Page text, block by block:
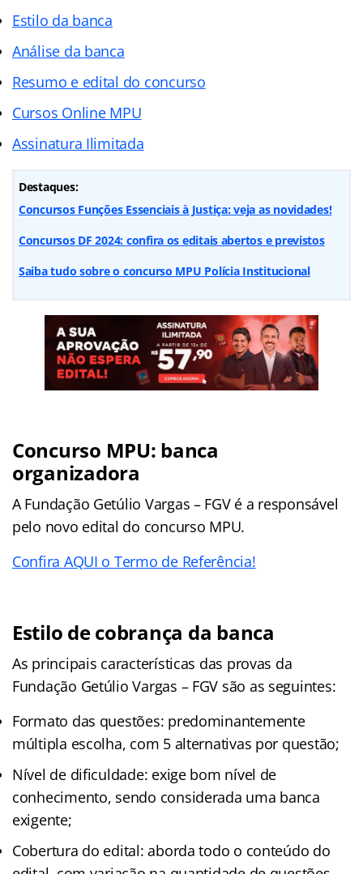
Estilo da banca
Análise da banca
Resumo e edital do concurso
Cursos Online MPU
Assinatura Ilimitada
Destaques:
Concursos Funções Essenciais à Justiça: veja as novidades!
Concursos DF 2024: confira os editais abertos e previstos
Saiba tudo sobre o concurso MPU Polícia Institucional
Concurso MPU: banca
organizadora
A Fundação Getúlio Vargas – FGV é a responsável
pelo novo edital do concurso MPU.
Confira AQUI o Termo de Referência!
Estilo de cobrança da banca
As principais características das provas da
Fundação Getúlio Vargas – FGV são as seguintes:
Formato das questões: predominantemente
múltipla escolha, com 5 alternativas por questão;
Nível de dificuldade: exige bom nível de
conhecimento, sendo considerada uma banca
exigente;
Cobertura do edital: aborda todo o conteúdo do